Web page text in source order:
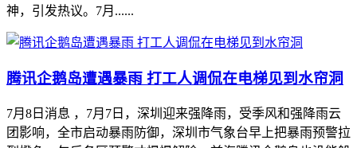
神，引发热议。7月......
腾讯企鹅岛遭遇暴雨 打工人调侃在电梯见到水帘洞
7月8日消息 ，7月7日，深圳迎来强降雨，受季风和强降雨云
团影响，全市启动暴雨防御，深圳市气象台早上把暴雨预警拉